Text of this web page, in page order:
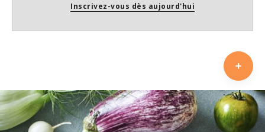
Inscrivez-vous dès aujourd'hui